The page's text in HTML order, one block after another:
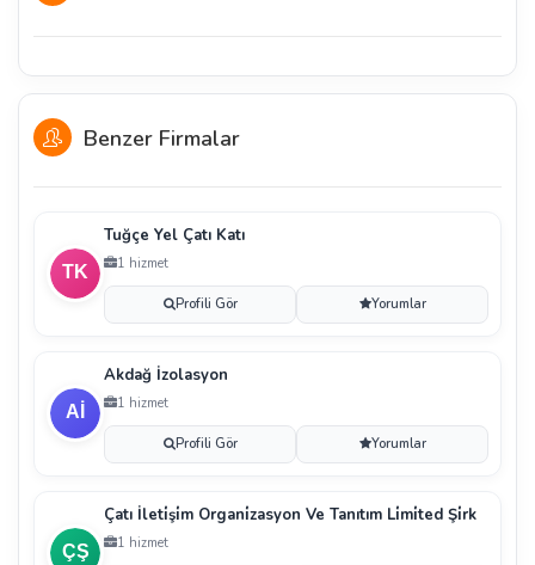
Benzer Firmalar
Tuğçe Yel Çatı Katı
1 hizmet
Profili Gör Yorumlar
Akdağ İzolasyon
1 hizmet
Profili Gör Yorumlar
Çatı İleti̇şi̇m Organi̇zasyon Ve Tanıtım Li̇mi̇ted Şi̇rk
1 hizmet